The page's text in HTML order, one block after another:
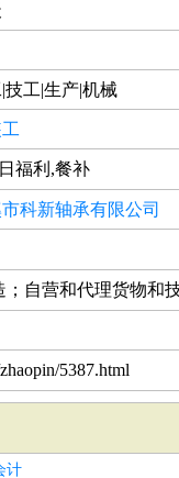
技工|生产|机械
福利,餐补
科新轴承有限公司
自营和代理货物和
5387.html
计